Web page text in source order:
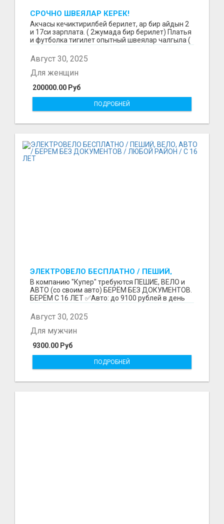
СРОЧНО ШВЕЯЛАР КЕРЕК!
Акчасы кечиктирилбей берилет, ар бир айдын 2
и 17си зарплата. ( 2жумада бир берилет) Платья
и футболка тигилет опытный швеялар чалгыла (
Август 30, 2025
200000.00 Руб
Для женщин
ПОДРОБНЕЙ
ЭЛЕКТРОВЕЛО БЕСПЛАТНО / ПЕШИЙ,
ВЕЛО, АВТО / БЕРЕМ БЕЗ ДОКУМЕНТОВ /
ЛЮБОЙ РАЙОН / С 16 ЛЕТ
В компанию "Купер" требуются ПЕШИЕ, ВЕЛО и
АВТО (со своим авто) БЕРЁМ БЕЗ ДОКУМЕНТОВ.
БЕРЁМ С 16 ЛЕТ ✅Авто: до 9100 рублей в день
Август 30, 2025
9300.00 Руб
Для мужчин
ПОДРОБНЕЙ